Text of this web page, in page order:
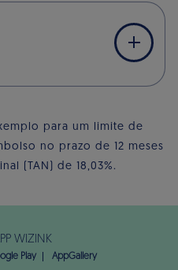
para um limite de
no prazo de 12 meses
(TAN) de 18,03%.
WIZINK
Play AppGallery